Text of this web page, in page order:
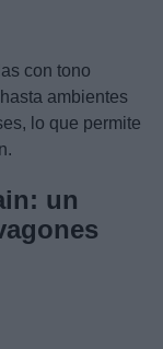
con tono
ambientes
lo que permite
un